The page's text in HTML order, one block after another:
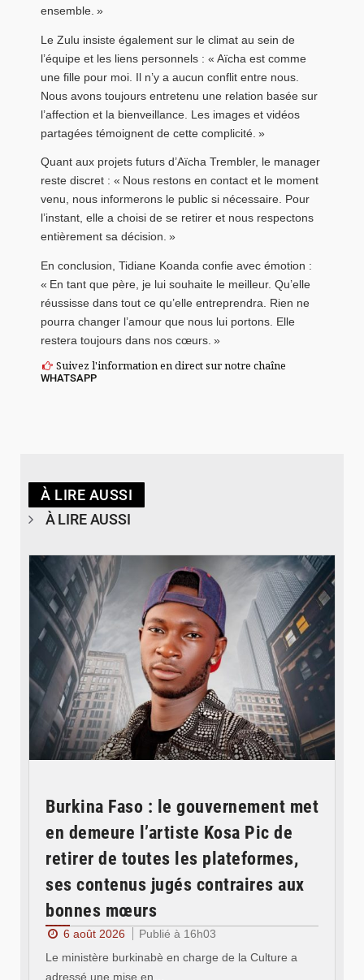
ensemble. »
Le Zulu insiste également sur le climat au sein de
l’équipe et les liens personnels : « Aïcha est comme
une fille pour moi. Il n’y a aucun conflit entre nous.
Nous avons toujours entretenu une relation basée sur
l’affection et la bienveillance. Les images et vidéos
partagées témoignent de cette complicité. »
Quant aux projets futurs d’Aïcha Trembler, le manager
reste discret : « Nous restons en contact et le moment
venu, nous informerons le public si nécessaire. Pour
l’instant, elle a choisi de se retirer et nous respectons
entièrement sa décision. »
En conclusion, Tidiane Koanda confie avec émotion :
« En tant que père, je lui souhaite le meilleur. Qu’elle
réussisse dans tout ce qu’elle entreprendra. Rien ne
pourra changer l’amour que nous lui portons. Elle
restera toujours dans nos cœurs. »
Suivez l'information en direct sur notre chaîne
WHATSAPP
À LIRE AUSSI
À LIRE AUSSI
Burkina Faso : le gouvernement met
en demeure l’artiste Kosa Pic de
retirer de toutes les plateformes,
ses contenus jugés contraires aux
bonnes mœurs
6 août 2026
Publié à 16h03
Le ministère burkinabè en charge de la Culture a
adressé une mise en…